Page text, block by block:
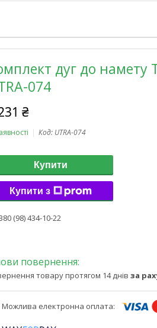
дуг до
074
₴
Код: UTRA-074
Купити
Купити з
(98) 434-10-22
товару протягом 14 днів за